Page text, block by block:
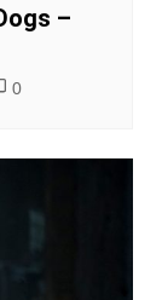
–
0